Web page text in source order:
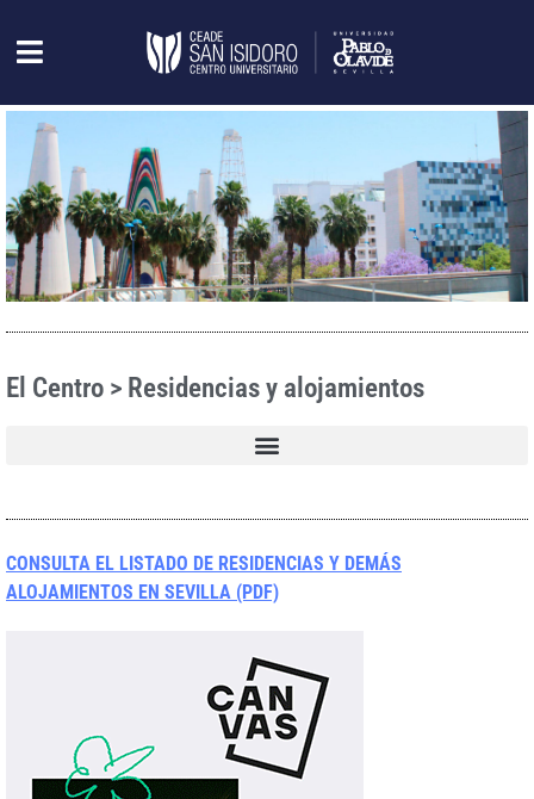
El Centro > Residencias y alojamientos
CONSULTA EL LISTADO DE RESIDENCIAS Y DEMÁS
ALOJAMIENTOS EN SEVILLA (PDF)